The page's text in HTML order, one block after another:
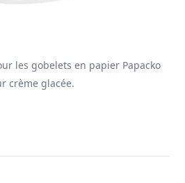
les gobelets en papier Papacko
crème glacée.